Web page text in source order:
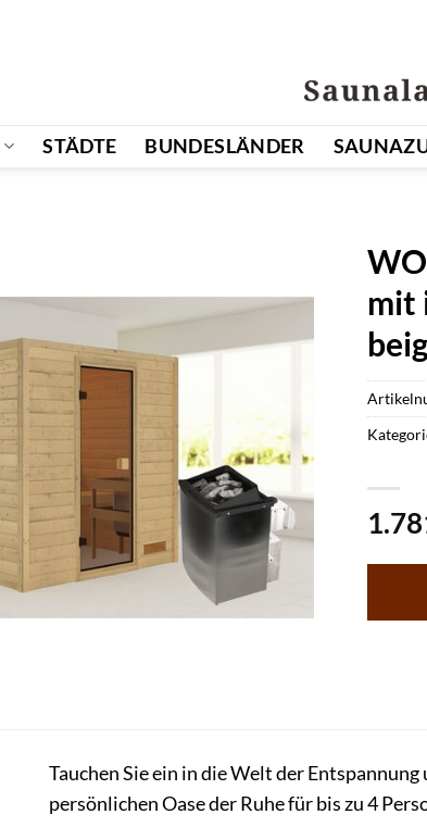
STÄDTE BUNDESLÄNDER
mit
Tauchen Sie ein in die Welt der
persönlichen Oase der Ruhe für bis zu 4